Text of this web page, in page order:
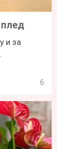
и за
6